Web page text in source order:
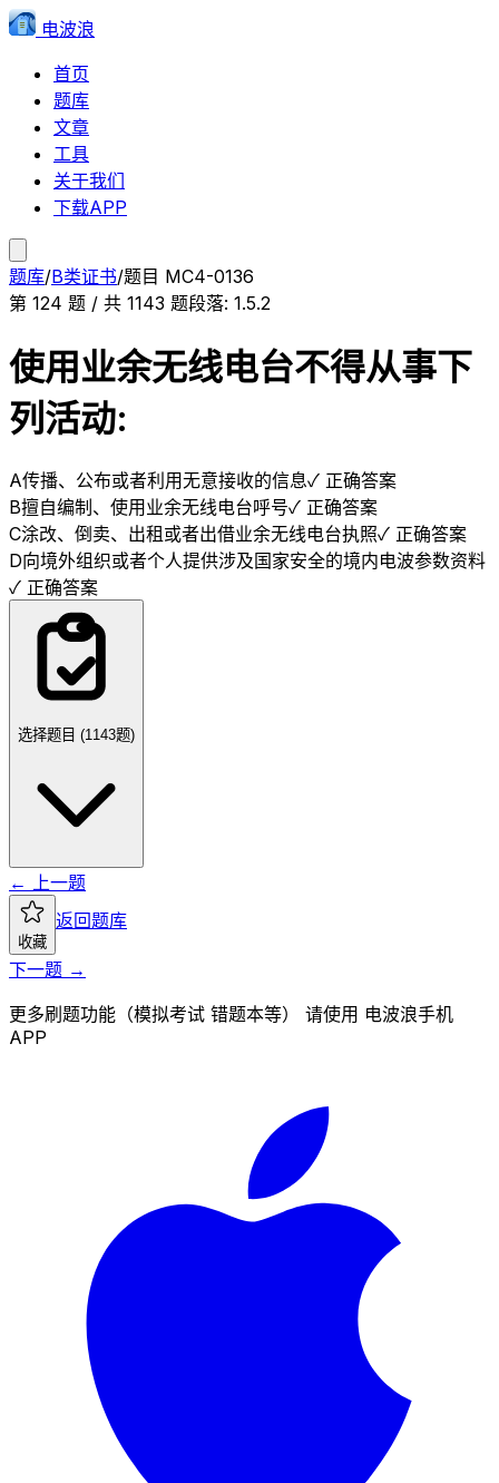
电波浪
首页
题库
文章
工具
关于我们
下载APP
题库/B类证书/题目 MC4-0136
第 124 题 / 共 1143 题段落: 1.5.2
使用业余无线电台不得从事下
列活动:
A传播、公布或者利用无意接收的信息✓ 正确答案
B擅自编制、使用业余无线电台呼号✓ 正确答案
C涂改、倒卖、出租或者出借业余无线电台执照✓ 正确答案
D向境外组织或者个人提供涉及国家安全的境内电波参数资料
✓ 正确答案
选择题目 (1143题)
← 上一题
收藏
返回题库
下一题 →
更多刷题功能（模拟考试 错题本等） 请使用 电波浪手机
APP